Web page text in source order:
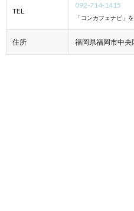
TEL
092-714-1415
「コンカフェナビ」
住所 福岡県福岡市中